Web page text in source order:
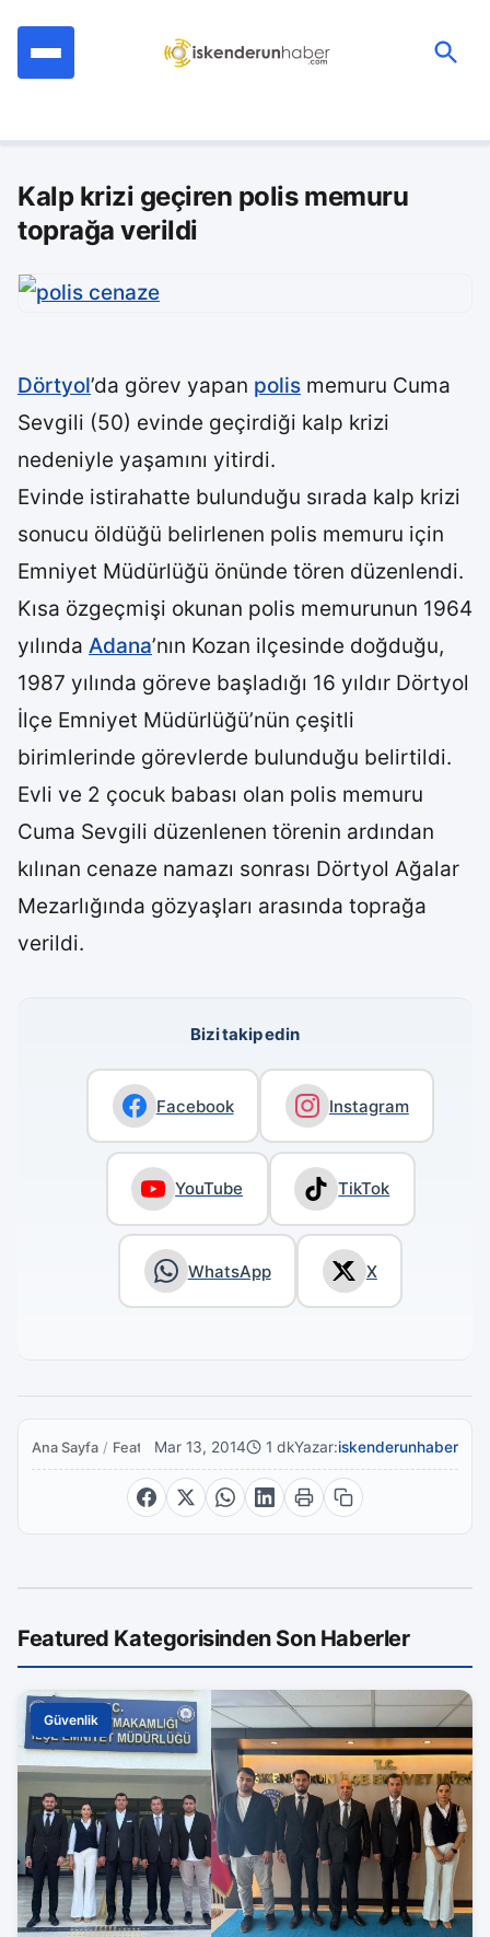
Kalp krizi geçiren polis memuru
toprağa verildi
Dörtyol’da görev yapan polis memuru Cuma
Sevgili (50) evinde geçirdiği kalp krizi
nedeniyle yaşamını yitirdi.
Evinde istirahatte bulunduğu sırada kalp krizi
sonucu öldüğü belirlenen polis memuru için
Emniyet Müdürlüğü önünde tören düzenlendi.
Kısa özgeçmişi okunan polis memurunun 1964
yılında Adana’nın Kozan ilçesinde doğduğu,
1987 yılında göreve başladığı 16 yıldır Dörtyol
İlçe Emniyet Müdürlüğü’nün çeşitli
birimlerinde görevlerde bulunduğu belirtildi.
Evli ve 2 çocuk babası olan polis memuru
Cuma Sevgili düzenlenen törenin ardından
kılınan cenaze namazı sonrası Dörtyol Ağalar
Mezarlığında gözyaşları arasında toprağa
verildi.
Bizi takip edin
Facebook Instagram
YouTube TikTok
WhatsApp X
Ana Sayfa / FeaturedMar 13, 2014 1 dkYazar:iskenderunhaber
Featured Kategorisinden Son Haberler
Güvenlik